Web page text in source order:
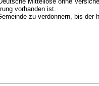
vorhanden ist.
zu verdonnern, bis der